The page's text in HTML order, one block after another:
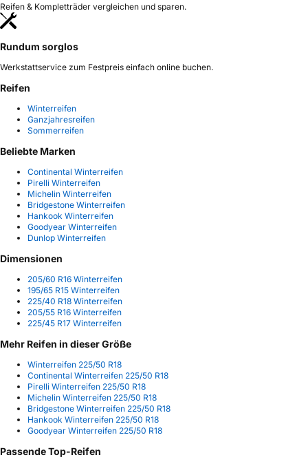
Reifen & Kompletträder vergleichen und sparen.
Rundum sorglos
Werkstattservice zum Festpreis einfach online buchen.
Reifen
Winterreifen
Ganzjahresreifen
Sommerreifen
Beliebte Marken
Continental Winterreifen
Pirelli Winterreifen
Michelin Winterreifen
Bridgestone Winterreifen
Hankook Winterreifen
Goodyear Winterreifen
Dunlop Winterreifen
Dimensionen
205/60 R16 Winterreifen
195/65 R15 Winterreifen
225/40 R18 Winterreifen
205/55 R16 Winterreifen
225/45 R17 Winterreifen
Mehr Reifen in dieser Größe
Winterreifen 225/50 R18
Continental Winterreifen 225/50 R18
Pirelli Winterreifen 225/50 R18
Michelin Winterreifen 225/50 R18
Bridgestone Winterreifen 225/50 R18
Hankook Winterreifen 225/50 R18
Goodyear Winterreifen 225/50 R18
Passende Top-Reifen